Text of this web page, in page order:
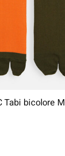
Tabi bicolore M